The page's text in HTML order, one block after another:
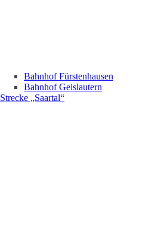
Bahnhof Fürstenhausen
Bahnhof Geislautern
Strecke „Saartal“